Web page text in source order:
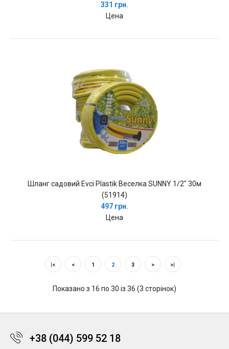
331 грн.
Цена
Шланг садовий Evci Plastik Веселка SUNNY 1/2" 30м
(51914)
497 грн.
Цена
|< < 1 2 3 > >|
Показано з 16 по 30 із 36 (3 сторінок)
+38 (044) 599 52 18